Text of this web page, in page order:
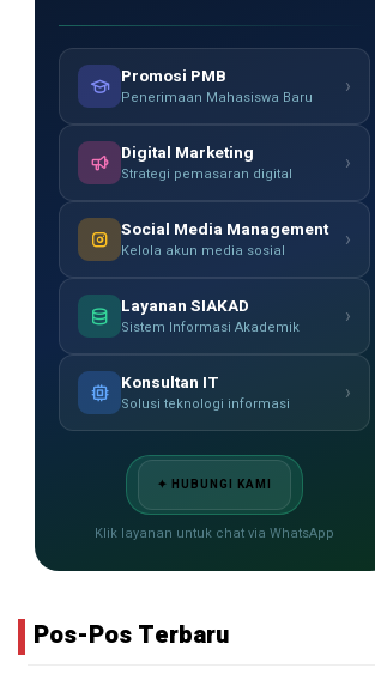
Promosi PMB
Penerimaan Mahasiswa Baru ›
Digital Marketing
Strategi pemasaran digital ›
Social Media Management
Kelola akun media sosial ›
Layanan SIAKAD
Sistem Informasi Akademik ›
Konsultan IT
Solusi teknologi informasi ›
✦ HUBUNGI KAMI
Klik layanan untuk chat via WhatsApp
Pos-Pos Terbaru